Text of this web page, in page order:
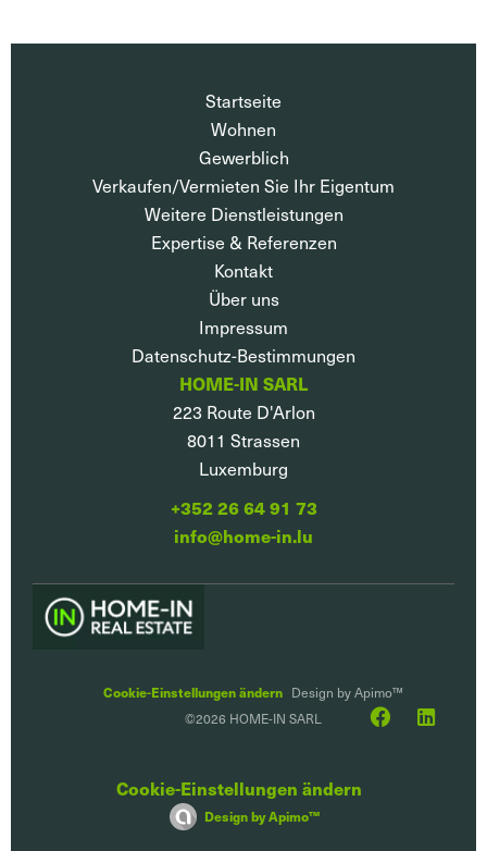
Startseite
Wohnen
Gewerblich
Verkaufen/Vermieten Sie Ihr Eigentum
Weitere Dienstleistungen
Expertise & Referenzen
Kontakt
Über uns
Impressum
Datenschutz-Bestimmungen
HOME-IN SARL
223 Route D'Arlon
8011 Strassen
Luxemburg
+352 26 64 91 73
info@home-in.lu
Cookie-Einstellungen ändern Design byApimo™
©2026 HOME-IN SARL
Cookie-Einstellungen ändern
Design byApimo™